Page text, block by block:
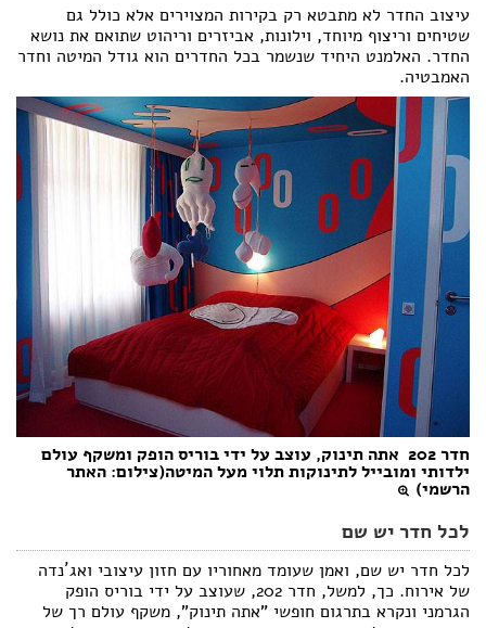
עיצוב החדר לא מתבטא רק בקירות המצוירים אלא כולל גם
שטיחים וריצוף מיוחד, וילונות, אביזרים וריהוט שתואם את נושא
החדר. האלמנט היחיד שנשמר בכל החדרים הוא גודל המיטה וחדר
האמבטיה.
חדר 202  אתה תינוק, עוצב על ידי בוריס הופק ומשקף עולם
ילדותי ומובייל לתינוקות תלוי מעל המיטה(צילום: האתר
הרשמי)
לכל חדר יש שם
לכל חדר יש שם, ואמן שעומד מאחוריו עם חזון עיצובי ואג´נדה
של אירוח. כך, למשל, חדר 202, שעוצב על ידי בוריס הופק
הגרמני ונקרא בתרגום חופשי "אתה תינוק", משקף עולם רך של